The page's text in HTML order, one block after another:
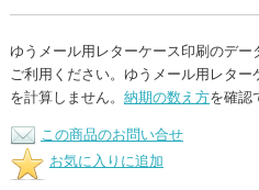
ゆうメール用レターケース印刷のデー
ご利用ください。ゆうメール用レタ
を計算しません。 納期の数え方を確認
この商品のお問い合せ
お気に入りに追加